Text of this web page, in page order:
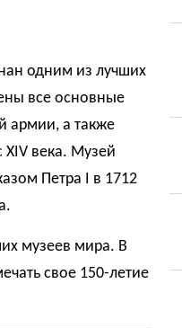
одним из лучших
все основные
армии, а также
века. Музей
Петра I в 1712
музеев мира. В
свое 150-летие